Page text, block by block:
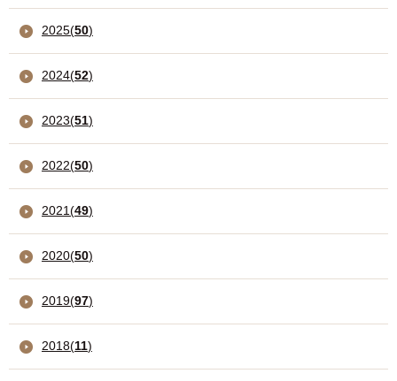
2025(50)
2024(52)
2023(51)
2022(50)
2021(49)
2020(50)
2019(97)
2018(11)